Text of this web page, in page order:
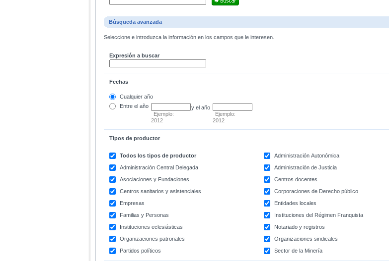
Búsqueda avanzada
Seleccione e introduzca la información en los campos que le interesen.
Expresión a buscar
Fechas
Cualquier año
Entre el año
Ejemplo:
2012
y el año
Ejemplo:
2012
Tipos de productor
Todos los tipos de productor
Administración Autonómica
Administración Central Delegada
Administración de Justicia
Asociaciones y Fundaciones
Centros docentes
Centros sanitarios y asistenciales
Corporaciones de Derecho público
Empresas
Entidades locales
Familias y Personas
Instituciones del Régimen Franquista
Instituciones eclesiásticas
Notariado y registros
Organizaciones patronales
Organizaciones sindicales
Partidos políticos
Sector de la Minería